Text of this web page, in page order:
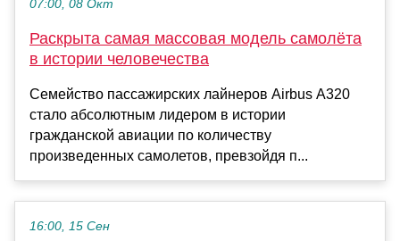
07:00, 08 Окт
Раскрыта самая массовая модель самолёта
в истории человечества
Семейство пассажирских лайнеров Airbus A320
стало абсолютным лидером в истории
гражданской авиации по количеству
произведенных самолетов, превзойдя п...
16:00, 15 Сен